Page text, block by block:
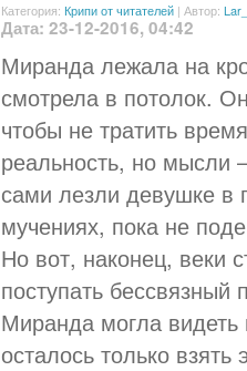
Категория: Крипи от читателей | Автор:
Дата: 23-12-2016, 04:42
Миранда лежала на
смотрела в потолок.
чтобы не тратить
реальность, но
сами лезли девушке в
мучениях, пока не
Но вот, наконец, веки
поступать
Миранда могла
осталось только